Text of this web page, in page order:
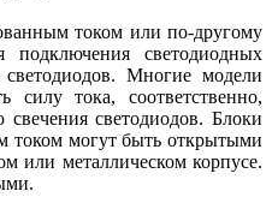
током или по-другому
подключения светодиодных
Многие модели
силу тока, соответственно,
свечения светодиодов. Блоки
током могут быть открытыми
или металлическом корпусе.